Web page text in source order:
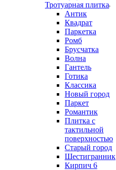
Тротуарная плитка
Антик
Квадрат
Паркетка
Ромб
Брусчатка
Волна
Гантель
Готика
Классика
Новый город
Паркет
Романтик
Плитка с
тактильной
поверхностью
Старый город
Шестигранник
Кирпич 6